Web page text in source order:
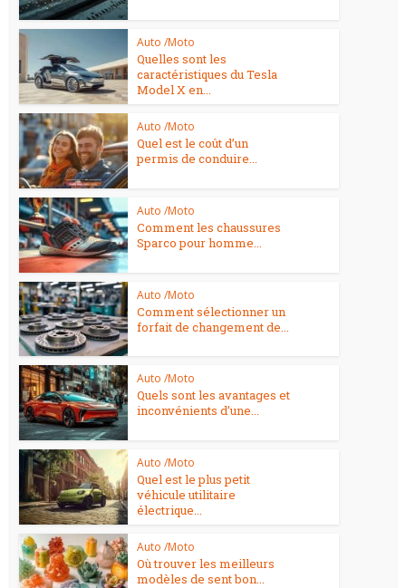
Auto /Moto
Quelles sont les
caractéristiques du Tesla
Model X en...
Auto /Moto
Quel est le coût d’un
permis de conduire...
Auto /Moto
Comment les chaussures
Sparco pour homme...
Auto /Moto
Comment sélectionner un
forfait de changement de...
Auto /Moto
Quels sont les avantages et
inconvénients d’une...
Auto /Moto
Quel est le plus petit
véhicule utilitaire
électrique...
Auto /Moto
Où trouver les meilleurs
modèles de sent bon...